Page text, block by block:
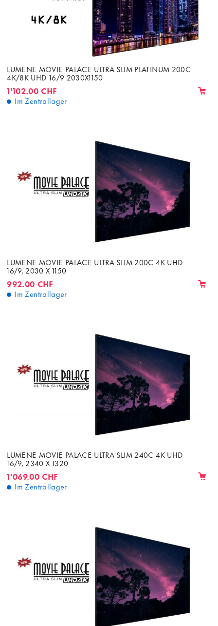
LUMENE MOVIE PALACE ULTRA SLIM PLATINUM 200C
4K/8K UHD 16/9 2030X1150
1'102.00 CHF
Im Zentrallager
LUMENE MOVIE PALACE ULTRA SLIM 200C 4K UHD
16/9, 2030 X 1150
992.00 CHF
Im Zentrallager
LUMENE MOVIE PALACE ULTRA SLIM 240C 4K UHD
16/9, 2340 X 1320
1'069.00 CHF
Im Zentrallager